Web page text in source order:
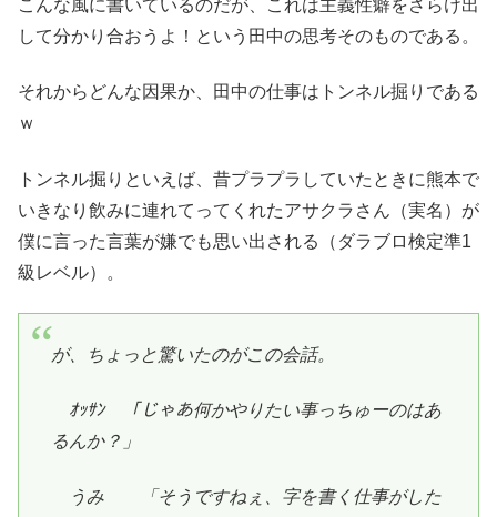
こんな風に書いているのだが、これは主義性癖をさらけ出
して分かり合おうよ！という田中の思考そのものである。
それからどんな因果か、田中の仕事はトンネル掘りである
ｗ
トンネル掘りといえば、昔プラプラしていたときに熊本で
いきなり飲みに連れてってくれたアサクラさん（実名）が
僕に言った言葉が嫌でも思い出される（ダラブロ検定準1
級レベル）。
が、ちょっと驚いたのがこの会話。
ｵｯｻﾝ 「じゃあ何かやりたい事っちゅーのはあ
るんか？」
うみ 「そうですねぇ、字を書く仕事がした